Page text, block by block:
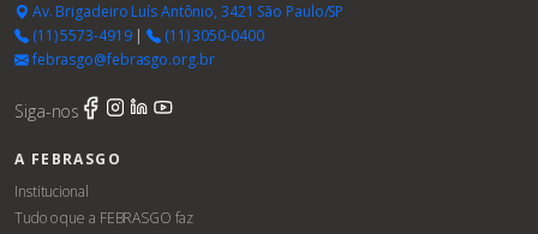
Av. Brigadeiro Luís Antônio, 3421 São Paulo/SP
(11) 5573-4919|
(11) 3050-0400
febrasgo@febrasgo.org.br
Siga-nos
A FEBRASGO
Institucional
Tudo o que a FEBRASGO faz